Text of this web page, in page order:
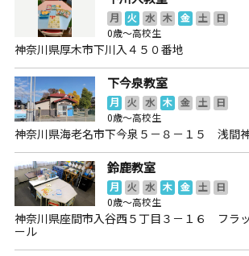
月 火 水 木 金 土
日
0歳～高校生
神奈川県厚木市下川入４５０番地
下今泉教室
月 火 水 木 金 土
日
0歳～高校生
神奈川県海老名市下今泉５－８－１５ 浅間
鈴鹿教室
月 火 水 木 金 土
日
0歳～高校生
神奈川県座間市入谷西５丁目３－１６ フラ
ール